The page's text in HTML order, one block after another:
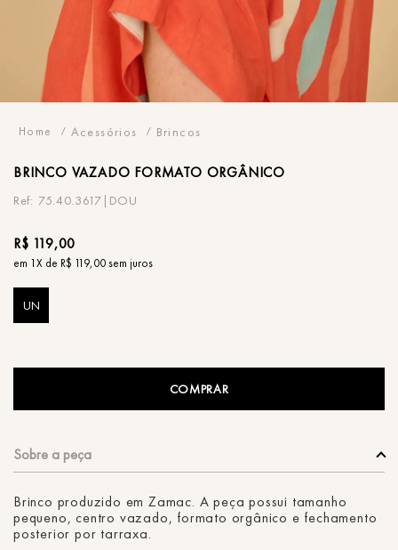
Acessórios Brincos
BRINCO VAZADO FORMATO ORGÂNICO
75.40.3617|DOU
R$ 119,00
em 1X de R$ 119,00sem juros
UN
COMPRAR
Brinco produzido em Zamac. A peça possui tamanho
pequeno, centro vazado, formato orgânico e fechamento
posterior por tarraxa.